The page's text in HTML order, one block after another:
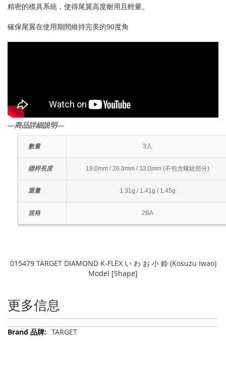
精密的模具系統，使得尾翼高度耐用且輕量。
確保尾翼在使用期間維持完美的90度角
―商品詳細說明―
數量 3入
鏢桿長度 19.0mm / 26.0mm / 33.0mm (不包含螺紋部分)
重量 1.31g / 1.41g / 1.45g
規格 2BA
015479 TARGET DIAMOND K-FLEX い わ お 小 鈴 (Kosuzu Iwao)
Model [Shape]
更多信息
更
TARGET